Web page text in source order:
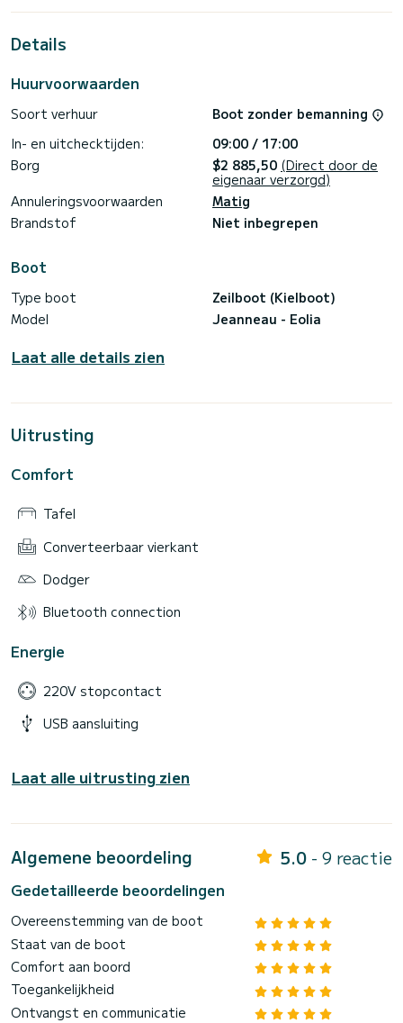
Details
Huurvoorwaarden
Soort verhuur
Boot zonder bemanning
In- en uitchecktijden:
09:00 / 17:00
Borg
$2 885,50 (Direct door de
eigenaar verzorgd)
Annuleringsvoorwaarden
Matig
Brandstof
Niet inbegrepen
Boot
Type boot
Zeilboot (Kielboot)
Model
Jeanneau - Eolia
Laat alle details zien
Uitrusting
Comfort
Tafel
Converteerbaar vierkant
Dodger
Bluetooth connection
Energie
220V stopcontact
USB aansluiting
Laat alle uitrusting zien
Algemene beoordeling 5.0 - 9 reactie
Gedetailleerde beoordelingen
Overeenstemming van de boot
Staat van de boot
Comfort aan boord
Toegankelijkheid
Ontvangst en communicatie